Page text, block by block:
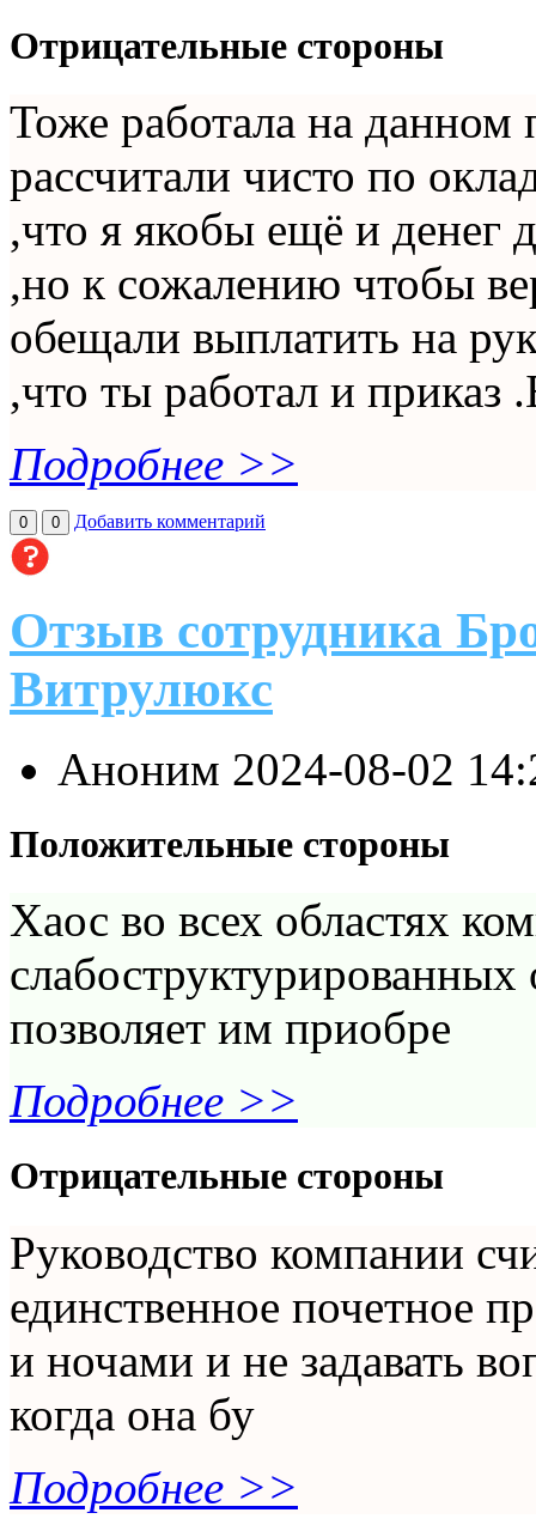
Отрицательные стороны
Тоже работала на
рассчитали чисто по
,что я якобы ещё и денег
,но к сожалению чтобы
обещали выплатить на
,что ты работал и приказ
Подробнее >>
0 0 Добавить комментарий
Отзыв сотрудника
Витрулюкс
Аноним 2024-08-02
Положительные стороны
Хаос во всех областях
слабоструктурированных
позволяет им приобре
Подробнее >>
Отрицательные стороны
Руководство компании
единственное почетное
и ночами и не задавать
когда она бу
Подробнее >>